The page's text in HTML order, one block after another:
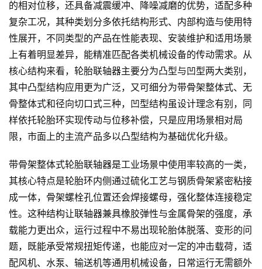
的相对位移，还具备减震缓冲、降噪减磨的优势，适配多种
复杂工况，其种类划分多依托结构形式、内部构造与使用特
性展开，不同类型的产品在性能表现、安装维护和适用场景
上有着明显差异，能精准匹配各类机械设备的传动需求。从
核心结构来看，轮胎联轴器主要分为凸型与凹型两大类别，
其中凸型结构应用更为广泛，又可细分为带骨架整体式、无
骨整体式和径向切口式三种，凹型结构虽设计理念有别，同
样依托轮胎环实现传动与位移补偿，只是应用场景相对局
限，市面上的主流产品多以凸型结构为基础优化升级。
带骨架整体式轮胎联轴器是工业场景中使用率较高的一类，
其核心特点是轮胎环内侧通过硫化工艺与钢质骨架紧密粘接
成一体，骨架螺栓孔位置还会焊接螺母，强化整体连接稳定
性。这种结构让联轴器兼具橡胶弹性与金属骨架的强度，承
载能力更出众，运行过程中不易出现轮胎体脱落、变形的问
题，既能承受常规扭矩传递，也能应对一定的冲击载荷，适
配风机、水泵、输送机等通用机械设备，日常运行无需额外